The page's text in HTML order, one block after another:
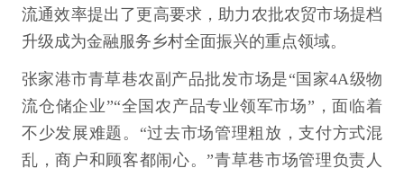
流通效率提出了更高要求，助力农批农贸市场提档
升级成为金融服务乡村全面振兴的重点领域。
张家港市青草巷农副产品批发市场是“国家4A级物
流仓储企业”“全国农产品专业领军市场”，面临着
不少发展难题。“过去市场管理粗放，支付方式混
乱，商户和顾客都闹心。”青草巷市场管理负责人